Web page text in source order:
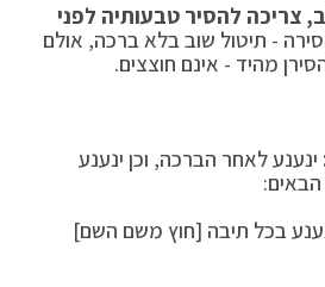
צריכה להסיר טבעותיה לפני
- תיטול שוב בלא ברכה, אולם
מהיד - אינם חוצצים.
ינענע לאחר הברכה, וכן ינענע
בכל תיבה [חוץ משם השם]